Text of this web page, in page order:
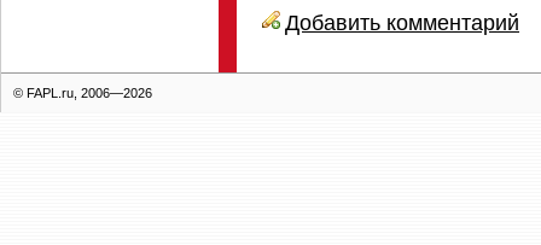
Добавить комментарий
© FAPL.ru, 2006—2026